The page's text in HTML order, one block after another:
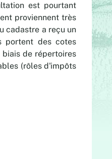
est pourtant
proviennent très
cadastre a reçu un
portent des cotes
biais de répertoires
(rôles d'impôts